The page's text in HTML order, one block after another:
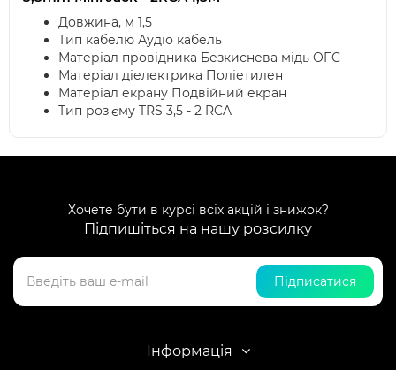
Довжина, м 1,5
Тип кабелю Аудіо кабель
Матеріал провідника Безкиснева мідь OFC
Матеріал діелектрика Поліетилен
Матеріал екрану Подвійний екран
Тип роз'єму TRS 3,5 - 2 RCA
Хочете бути в курсі всіх акцій і знижок?
Підпишіться на нашу розсилку
Підписатися
Інформація